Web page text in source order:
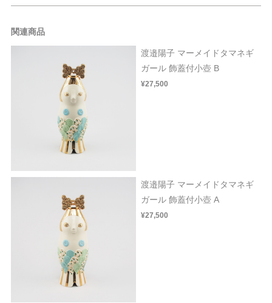
関連商品
渡邉陽子 マーメイドタマネギ
ガール 飾蓋付小壺 B
¥27,500
渡邉陽子 マーメイドタマネギ
ガール 飾蓋付小壺 A
¥27,500